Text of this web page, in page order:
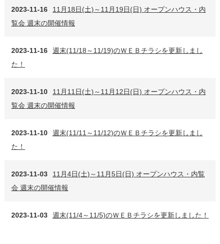
2023-11-16
11月18日(土)～11月19日(日) オープンハウス・内
覧会 週末の開催情報
2023-11-16
週末(11/18～11/19)のＷＥＢチラシを更新しまし
た！
2023-11-10
11月11日(土)～11月12日(日) オープンハウス・内
覧会 週末の開催情報
2023-11-10
週末(11/11～11/12)のＷＥＢチラシを更新しまし
た！
2023-11-03
11月4日(土)～11月5日(日) オープンハウス・内覧
会 週末の開催情報
2023-11-03 週末(11/4～11/5)のＷＥＢチラシを更新しました！